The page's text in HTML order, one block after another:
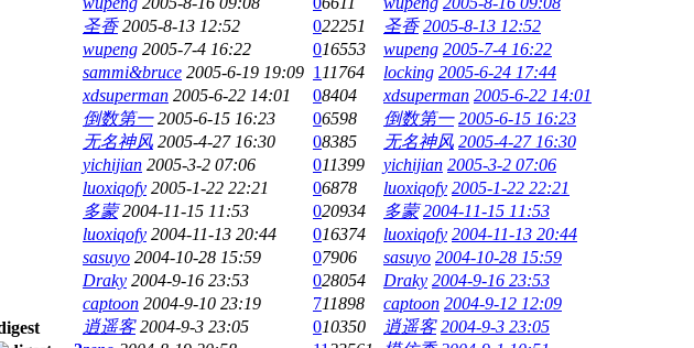
圣香 2005-8-13 12:52 022251 圣香 2005-8-13 12:52
wupeng 2005-7-4 16:22 016553 wupeng 2005-7-4 16:22
sammi&bruce 2005-6-19 19:09 1 11764 locking 2005-6-24 17:44
xdsuperman 2005-6-22 14:01 08404 xdsuperman 2005-6-22 14:01
倒数第一 2005-6-15 16:23 06598 倒数第一 2005-6-15 16:23
无名神风 2005-4-27 16:30 08385 无名神风 2005-4-27 16:30
yichijian 2005-3-2 07:06 011399 yichijian 2005-3-2 07:06
luoxiqofy 2005-1-22 22:21 06878 luoxiqofy 2005-1-22 22:21
多蒙 2004-11-15 11:53 020934 多蒙 2004-11-15 11:53
luoxiqofy 2004-11-13 20:44 016374 luoxiqofy 2004-11-13 20:44
sasuyo 2004-10-28 15:59 07906 sasuyo 2004-10-28 15:59
Draky 2004-9-16 23:53 028054 Draky 2004-9-16 23:53
captoon 2004-9-10 23:19 711898 captoon 2004-9-12 12:09
逍遥客 2004-9-3 23:05 010350 逍遥客 2004-9-3 23:05